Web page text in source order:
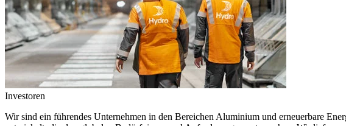
Investoren
Wir sind ein führendes Unternehmen in den Bereichen Aluminium und erneuerbare